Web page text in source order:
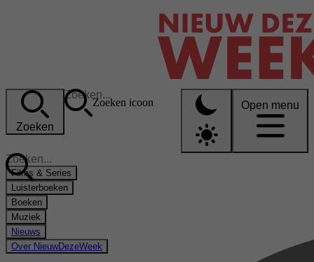
Zoeken
Zoeken icoon Open menu
Films & Series
Luisterboeken
Boeken
Muziek
Nieuws
Over NieuwDezeWeek